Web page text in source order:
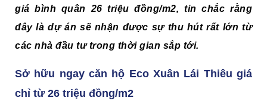
giá bình quân 26 triệu đồng/m2, tin chắc rằng
đây là dự án sẽ nhận được sự thu hút rất lớn từ
các nhà đầu tư trong thời gian sắp tới.
Sở hữu ngay căn hộ Eco Xuân Lái Thiêu giá
chỉ từ 26 triệu đồng/m2